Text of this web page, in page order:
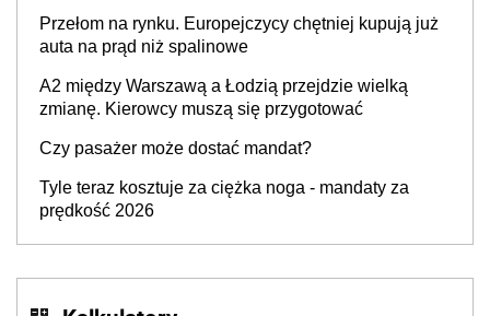
Przełom na rynku. Europejczycy chętniej kupują już
auta na prąd niż spalinowe
A2 między Warszawą a Łodzią przejdzie wielką
zmianę. Kierowcy muszą się przygotować
Czy pasażer może dostać mandat?
Tyle teraz kosztuje za ciężka noga - mandaty za
prędkość 2026